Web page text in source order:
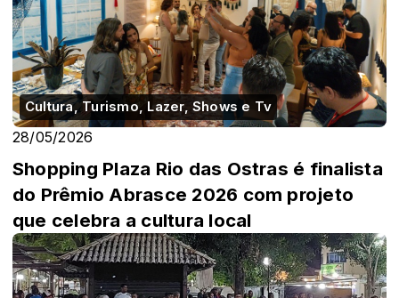
Cultura, Turismo, Lazer, Shows e Tv
28/05/2026
Shopping Plaza Rio das Ostras é finalista
do Prêmio Abrasce 2026 com projeto
que celebra a cultura local